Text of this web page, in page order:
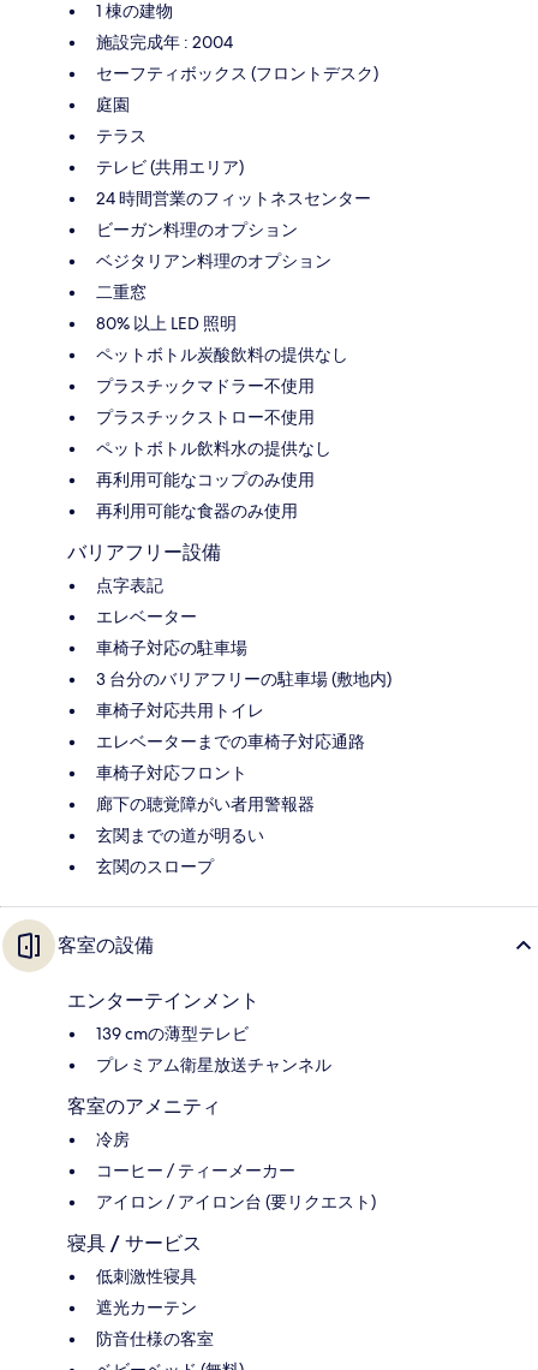
1 棟の建物
施設完成年 : 2004
セーフティボックス (フロントデスク)
庭園
テラス
テレビ (共用エリア)
24 時間営業のフィットネスセンター
ビーガン料理のオプション
ベジタリアン料理のオプション
二重窓
80% 以上 LED 照明
ペットボトル炭酸飲料の提供なし
プラスチックマドラー不使用
プラスチックストロー不使用
ペットボトル飲料水の提供なし
再利用可能なコップのみ使用
再利用可能な食器のみ使用
バリアフリー設備
点字表記
エレベーター
車椅子対応の駐車場
3 台分のバリアフリーの駐車場 (敷地内)
車椅子対応共用トイレ
エレベーターまでの車椅子対応通路
車椅子対応フロント
廊下の聴覚障がい者用警報器
玄関までの道が明るい
玄関のスロープ
客室の設備
エンターテインメント
139 cmの薄型テレビ
プレミアム衛星放送チャンネル
客室のアメニティ
冷房
コーヒー / ティーメーカー
アイロン / アイロン台 (要リクエスト)
寝具 / サービス
低刺激性寝具
遮光カーテン
防音仕様の客室